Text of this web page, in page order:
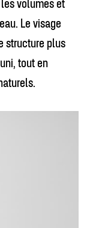
Le visage
structure plus
tout en